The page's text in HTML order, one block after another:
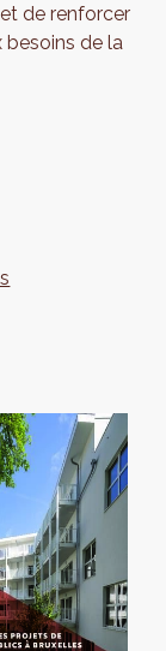
de renforcer
besoins de la